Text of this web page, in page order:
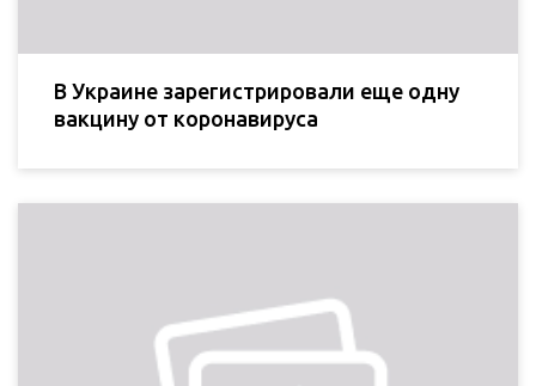
В Украине зарегистрировали еще одну
вакцину от коронавируса